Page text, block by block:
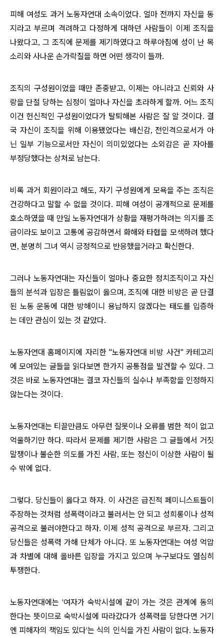
피해 여성도 과거 노동자연대 소속이었다. 얼마 전까지 자신을 동
지라고 부르며 격려하고 다정하게 대하던 사람들이 이제 조직을
나왔다고, 그 조직에 문제를 제기하였다고 하루아침에 성이 난 목
소리와 사나운 손가락질을 하면 어떤 생각이 들까.
조직의 구성원이었을 때만 존중받고, 이제는 아니라고 신뢰와 사
랑을 단절 당하는 심정이 얼마나 자신을 초라하게 할까. 어느 조직
이건 헌신적인 구성원이었다가 탈퇴해본 사람은 잘 알 것이다. 결
국 자신이 조직을 위해 이용됐었다는 배신감,전인격으로서가 아
닌 일부 기능으로서만 자신이 의미있었다는 소외감은 곧 자아를
부정당했다는 상처로 남는다.
비록 과거 회원이라고 해도, 자기 구성원에게 모욕을 주는 조직은
건강하다고 말할 수 없을 것이다. 피해 여성이 공개적으로 문제를
호소하였을 때 만일 노동자연대가 상황을 재평가하려는 의지를 조
금이라도 보이고 고통에 공감하면서 화해와 타협을 모색하려 했다
면, 분명히 그녀 역시 긍정적으로 반응했을거라고 확신한다.
그러나 노동자연대는 자신들이 얼마나 중요한 정치조직이고 자신
들의 분석과 입장은 틀림없이 옳으며 ,조직에 대한 비방은 곧 단결
된 노동 운동에 대한 방해이니 용납하지 않겠다는 태도를 입증하
는 데만 관심이 있는 것 같았다.
노동자연대 홈페이지에 자리한 "노동자연대 비방 사건" 카테고리
에 모여있는 글들을 읽다보면 한가지 공통점을 발견할 수 있다.그
것은 바로 노동자연대는 결코 자신들의 실수나 부족함을 인정하지
않는다는 것이다.
노동자연대는 티끌만큼도 아무런 잘못이나 오류를 범한 적이 없고
억울하기만 하다. 따라서 문제를 제기한 사람은 그 글들에서 거짓
말쟁이나 불순한 의도를 가진 사람,또는 정신이 이상한 사람이 될
수 밖에 없다.
그렇다. 당신들이 옳다고 하자. 이 사건은 급진적 페미니스트들이
주장하는 것처럼 성폭력이라고 불러서는 안 되고 성희롱이나 성적
공격으로 불러야한다고 하자. 이제 성적 공격으로 부르자.그리고
당신들은 성폭력 가해 단체가 아니다. 또 노동자연대는 여성 억압
과 차별에 대해 올바른 입장을 가지고 있으며 누구보다도 열심히
투쟁한다.
노동자연대에는 '여자가 숙박시설에 같이 가는 것은 관계에 동의
한다는 뜻이므로 숙박시설에 따라갔다가 성폭력을 당한다면 거기
엔 피해자의 책임도 있다'는 식의 인식을 가진 사람이 없다.노동자